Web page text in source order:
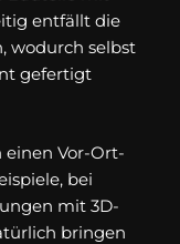
entfällt die
wodurch selbst
gefertigt
Vor-Ort-
bei
mit 3D-
bringen